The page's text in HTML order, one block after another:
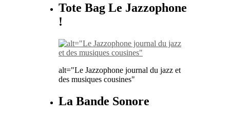
Tote Bag Le Jazzophone
!
alt="Le Jazzophone journal du jazz et
des musiques cousines"
La Bande Sonore